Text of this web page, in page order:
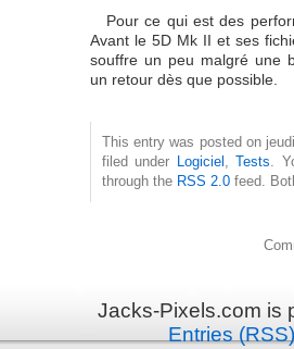
Pour ce qui est des
Avant le 5D Mk II et ses
souffre un peu malgré une
un retour dès que possible.
This entry was posted on
filed under Logiciel ,Tests.
through the RSS 2.0 feed.
Jacks-Pixels.com is
Entries (RSS)